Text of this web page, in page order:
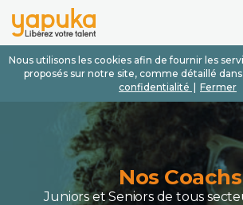
Nous utilisons les cookies afin de fournir les
proposés sur notre site, comme détaillé
confidentialité
Fermer
Nos Coachs
Juniors et Seniors de tous